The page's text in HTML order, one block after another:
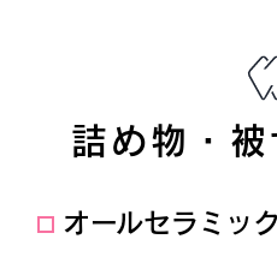
詰め物・
オールセラミック